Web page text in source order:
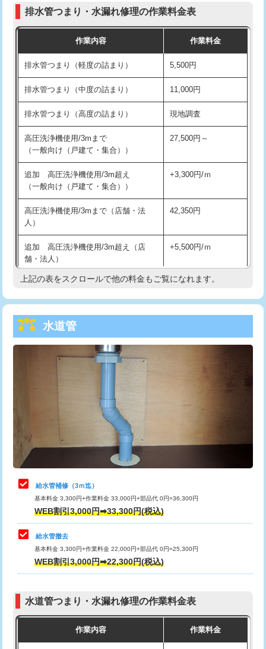
追加人工 16,500円
現場見積
※給水管工事は20mmまでの価格です。
交換・取付（その他部品） 11,000円+材料費
持込商品取付（単水栓） 13,200円
持込商品取付（混合水栓） 16,500円
持込商品取付（浄水器・分岐水栓） 16,500円
給水管工事※（ホール加工) 16,500円
給水管工事※（バンド止め) 3,300円
給水管工事※（支持金具設置)
給水管工事※（保温材使用（バンド止
め込み）)
5,500円
給水管工事※（土の掘削・埋め戻し作
業)
11,000円
給水管工事※（塩ビ管（VP・HI）使
用/3ｍまで)
33,000円
給水管工事※（塩ビ管（VP・HI）使
+8,800円
給水管工事※（ライニング鋼管・銅
管・ポリ管・HT管使用/3ｍまで)
給水管工事※（ライニング鋼管・銅
管・ポリ管・HT管使用/3ｍ超え)
排水管工事（土の掘削・埋め戻し作
11,000円~
排水管工事（排水管工事/3ｍまで） 55,000円
排水管工事（追加 排水管工事/3ｍ超
マス交換（土の掘削・埋め戻し作業）
マス交換（深さ50㎝未満）
マス交換（深さ50㎝以上）
コンクリート斫り（厚さ10㎝まで）
モルタル補修（厚さ10㎝超え） 38,500円
排水管つまり・水漏れ修理の作業料金表
作業内容 作業料金
排水管つまり（軽度の詰まり） 5,500円
排水管つまり（中度の詰まり） 11,000円
排水管つまり（高度の詰まり） 現地調査
高圧洗浄機使用/3mまで
（一般向け（戸建て・集合））
27,500円～
追加 高圧洗浄機使用/3m超え
（一般向け（戸建て・集合））
+3,300円/ｍ
高圧洗浄機使用/3mまで（店舗・法
人）
42,350円
追加 高圧洗浄機使用/3m超え（店
舗・法人）
+5,500円/ｍ
高度高圧洗浄換 現地調査
トーラー機使用/3mまで
追加トーラー機使用/3m超え
33,000円
8,800円
止水・漏水調査・防水処理・清掃・修
理・調整・分解・加工など（軽作業）
11,000円
止水・漏水調査・防水処理・清掃・修
理・調整・分解・加工など（中作業）
止水・漏水調査・防水処理・清掃・修
理・調整・分解・加工など（重作業）
33,000円
その他部品の脱着
交換・取付（タンク）
式）)
式・ワンホール）)
上記の表をスクロールで他の料金もご覧になれます。
水道管
給水管補修（3ｍ迄）
基本料金 3,300円+作業料金 33,000円+部品代 0円=36,300円
WEB割引3,000円➡33,300円(税込)
給水管撤去
基本料金 3,300円+作業料金 22,000円+部品代 0円=25,300円
WEB割引3,000円➡22,300円(税込)
水道管つまり・水漏れ修理の作業料金表
作業内容 作業料金